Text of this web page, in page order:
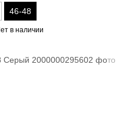
46-48
в наличии